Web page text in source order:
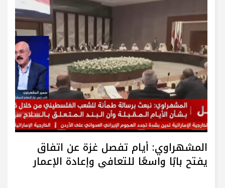
المشهراوي: أيام تفصل غزة عن اتفاق
يفتح بابًا واسعًا للتعافي وإعادة الإعمار